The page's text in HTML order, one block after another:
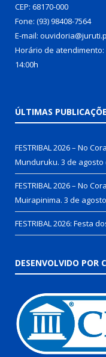
CEP: 68170-000
Fone: (93) 98408-7564
E-mail:
Horário de atendimento:
14:00h
ÚLTIMAS
FESTRIBAL 2026 – No
Munduruku. 3 de agosto
FESTRIBAL 2026 – No
Muirapinima. 3 de
FESTRIBAL 2026: Festa
DESENVOLVIDO POR